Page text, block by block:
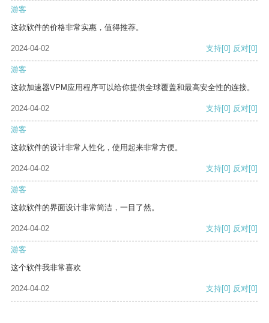
游客
这款软件的价格非常实惠，值得推荐。
2024-04-02 支持[0] 反对[0]
游客
这款加速器VPM应用程序可以给你提供全球覆盖和最高安全性的连接。
2024-04-02 支持[0] 反对[0]
游客
这款软件的设计非常人性化，使用起来非常方便。
2024-04-02 支持[0] 反对[0]
游客
这款软件的界面设计非常简洁，一目了然。
2024-04-02 支持[0] 反对[0]
游客
这个软件我非常喜欢
2024-04-02 支持[0] 反对[0]